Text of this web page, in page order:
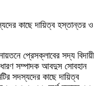
কাছে দায়িত্ব হস্তান্তর ও
প্রেসক্লাবের সদ্য বিদায়ী
সম্পাদক আবদুস সোবহান
সদস্যদের কাছে দায়িত্ব